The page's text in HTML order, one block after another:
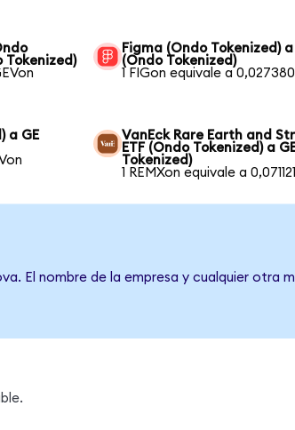
Tokenized)
Figma (Ondo Tokenized)
(Ondo Tokenized)
1 FIGon equivale a
a GE
VanEck Rare Earth and
ETF (Ondo Tokenized) a
Tokenized)
1 REMXon equivale a
El nombre de la empresa y cualquier otra